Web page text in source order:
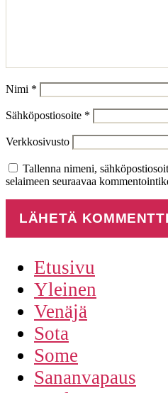
Nimi *
Sähköpostiosoite *
Verkkosivusto
Tallenna nimeni,
selaimeen seuraavaa
Etusivu
Yleinen
Venäjä
Sota
Some
Sananvapaus